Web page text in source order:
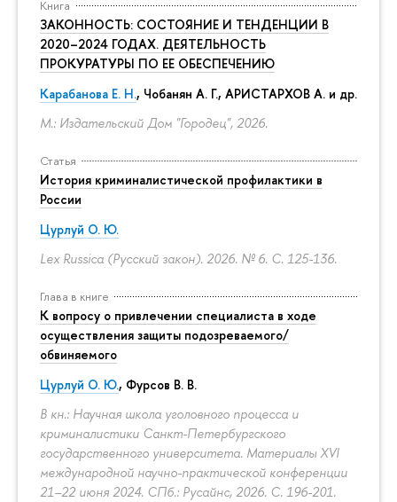
Книга
ЗАКОННОСТЬ: СОСТОЯНИЕ И ТЕНДЕНЦИИ В
2020–2024 ГОДАХ. ДЕЯТЕЛЬНОСТЬ
ПРОКУРАТУРЫ ПО ЕЕ ОБЕСПЕЧЕНИЮ
Карабанова Е. Н., Чобанян А. Г., АРИСТАРХОВ А. и др.
М.: Издательский Дом "Городец", 2026.
Статья
История криминалистической профилактики в
России
Цурлуй О. Ю.
Lex Russica (Русский закон). 2026. № 6. С. 125-136.
Глава в книге
К вопросу о привлечении специалиста в ходе
осуществления защиты подозреваемого/
обвиняемого
Цурлуй О. Ю., Фурсов В. В.
В кн.: Научная школа уголовного процесса и
криминалистики Санкт-Петербургского
государственного университета. Материалы XVI
международной научно-практической конференции
21–22 июня 2024. СПб.: Русайнс, 2026. С. 196-201.